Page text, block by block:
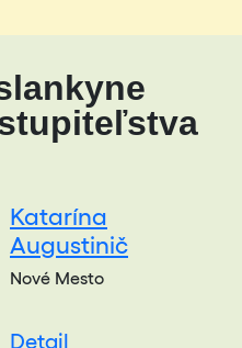
Katarína
Augustinič
Nové Mesto
Detail